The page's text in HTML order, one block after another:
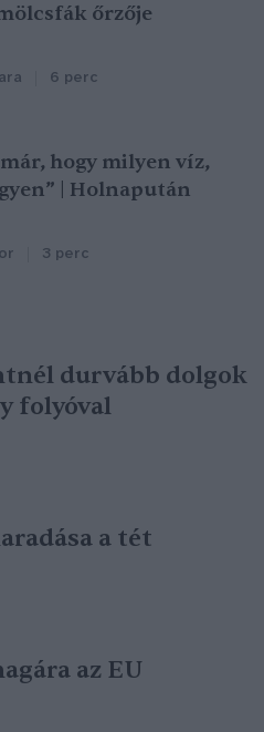
őrzője
6 perc
hogy milyen víz,
| Holnapután
3 perc
durvább dolgok
folyóval
a tét
az EU